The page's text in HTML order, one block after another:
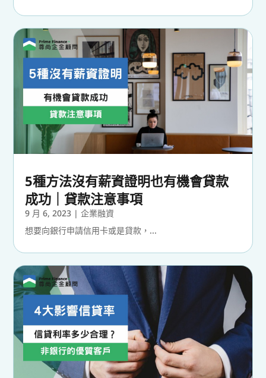
5種方法沒有薪資證明也有機會貸款
成功｜貸款注意事項
9 月 6, 2023 |企業融資
想要向銀行申請信用卡或是貸款，...